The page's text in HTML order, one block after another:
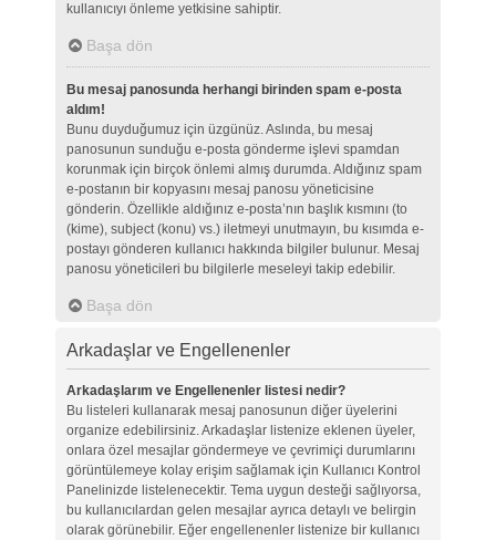
kullanıcıyı önleme yetkisine sahiptir.
Başa dön
Bu mesaj panosunda herhangi birinden spam e-posta
aldım!
Bunu duyduğumuz için üzgünüz. Aslında, bu mesaj
panosunun sunduğu e-posta gönderme işlevi spamdan
korunmak için birçok önlemi almış durumda. Aldığınız spam
e-postanın bir kopyasını mesaj panosu yöneticisine
gönderin. Özellikle aldığınız e-posta’nın başlık kısmını (to
(kime), subject (konu) vs.) iletmeyi unutmayın, bu kısımda e-
postayı gönderen kullanıcı hakkında bilgiler bulunur. Mesaj
panosu yöneticileri bu bilgilerle meseleyi takip edebilir.
Başa dön
Arkadaşlar ve Engellenenler
Arkadaşlarım ve Engellenenler listesi nedir?
Bu listeleri kullanarak mesaj panosunun diğer üyelerini
organize edebilirsiniz. Arkadaşlar listenize eklenen üyeler,
onlara özel mesajlar göndermeye ve çevrimiçi durumlarını
görüntülemeye kolay erişim sağlamak için Kullanıcı Kontrol
Panelinizde listelenecektir. Tema uygun desteği sağlıyorsa,
bu kullanıcılardan gelen mesajlar ayrıca detaylı ve belirgin
olarak görünebilir. Eğer engellenenler listenize bir kullanıcı